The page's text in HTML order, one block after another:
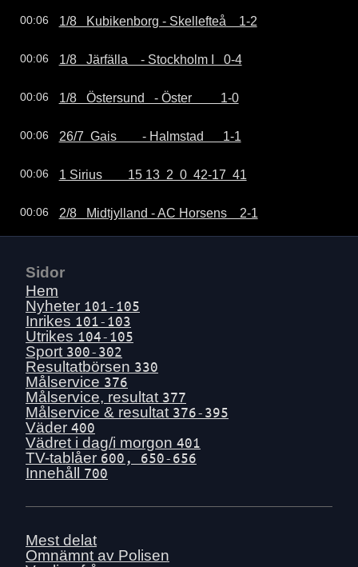
00:06 1/8   Kubikenborg - Skellefteå    1-2
00:06 1/8   Järfälla    - Stockholm I   0-4
00:06 1/8   Östersund   - Öster         1-0
00:06 26/7  Gais        - Halmstad      1-1
00:06 1 Sirius        15 13  2  0  42-17  41
00:06 2/8   Midtjylland - AC Horsens    2-1
Sidor
Hem
Nyheter 101-105
Inrikes 101-103
Utrikes 104-105
Sport 300-302
Resultatbörsen 330
Målservice 376
Målservice, resultat 377
Målservice & resultat 376-395
Väder 400
Vädret i dag/i morgon 401
TV-tablåer 600, 650-656
Innehåll 700
Mest delat
Omnämnt av Polisen